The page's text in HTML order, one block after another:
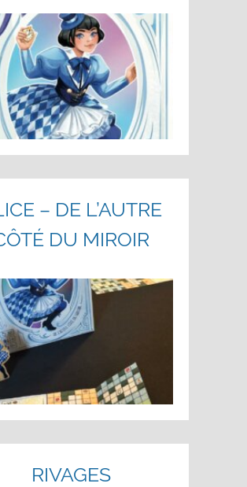
– DE L’AUTRE
DU MIROIR
RIVAGES